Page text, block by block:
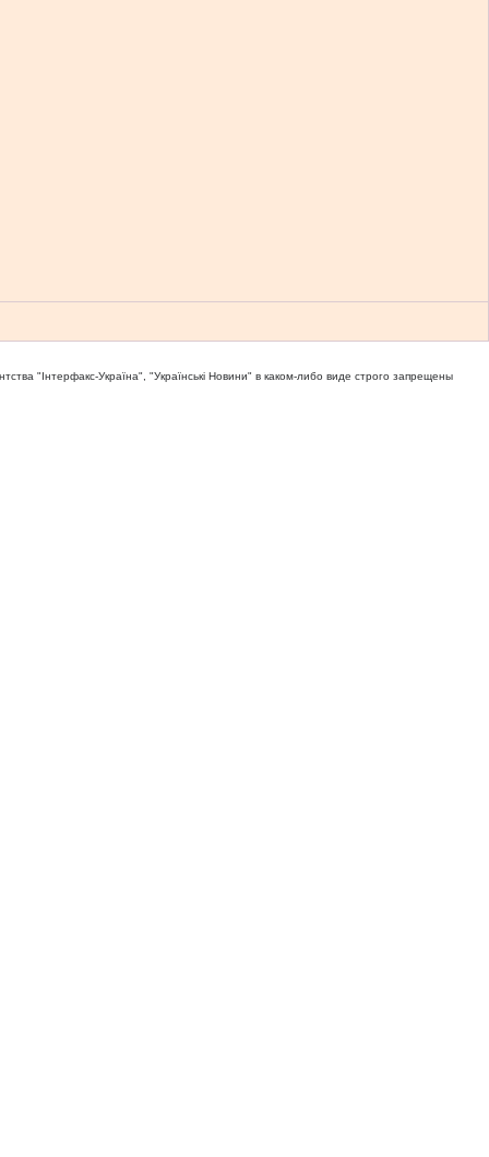
"Iнтерфакс-Україна", "Українськi Новини" в каком-либо виде строго запрещены